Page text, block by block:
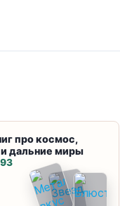
про космос,
дальние миры